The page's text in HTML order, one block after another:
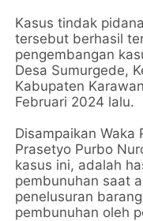
Kasus tindak
tersebut berhasil
pengembangan
Desa Sumurgede,
Kabupaten
Februari 2024 lalu.
Disampaikan Waka
Prasetyo Purbo
kasus ini, adalah
pembunuhan saat
penelusuran
pembunuhan oleh